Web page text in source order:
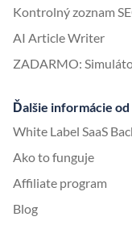
Kontrolný zoznam
AI Article Writer
ZADARMO:
Ďalšie informácie
White Label SaaS
Ako to funguje
Affiliate program
Blog